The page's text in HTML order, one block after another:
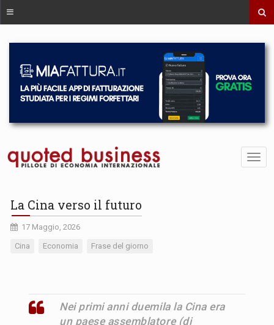
La Cina verso il futuro
17 Maggio, 2026
Cina Economia Frase del giorno
Nei primi anni duemila la Cina era
un paese assemblatore (di